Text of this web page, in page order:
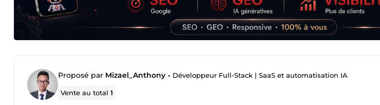
Proposé par Mizael_Anthony • Développeur Full-Stack | SaaS et automatisation IA
Vente au total1